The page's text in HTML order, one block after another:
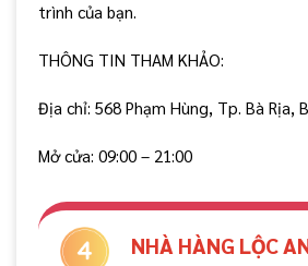
trình của bạn.
THÔNG TIN THAM KHẢO:
Địa chỉ: 568 Phạm Hùng, Tp. Bà Rịa,
Mở cửa: 09:00 – 21:00
NHÀ HÀNG LỘC